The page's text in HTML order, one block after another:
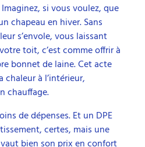
Imaginez, si vous voulez, que
chapeau en hiver. Sans
s’envole, vous laissant
toit, c’est comme offrir à
bonnet de laine. Cet acte
à l’intérieur,
chauffage.
de dépenses. Et un DPE
certes, mais une
bien son prix en confort